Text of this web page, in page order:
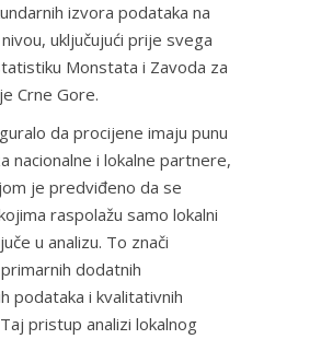
izvora podataka na
uključujući prije svega
Monstata i Zavoda za
Crne Gore.
da procijene imaju punu
nacionalne i lokalne partnere,
je predviđeno da se
raspolažu samo lokalni
u analizu. To znači
dodatnih
podataka i kvalitativnih
pristup analizi lokalnog